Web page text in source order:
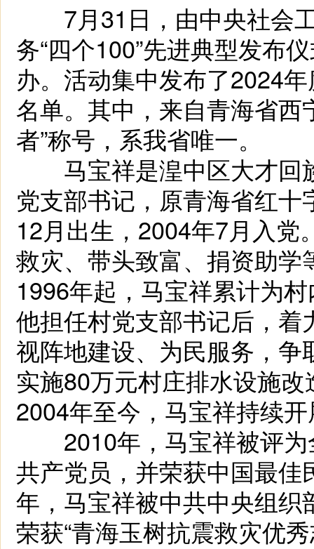
7月31日，由中央社会工
务“四个100”先进典型发布
办。活动集中发布了2024
名单。其中，来自青海省西
者”称号，系我省唯一。
马宝祥是湟中区大才回
党支部书记，原青海省红
12月出生，2004年7月入
救灾、带头致富、捐资助
1996年起，马宝祥累计为
他担任村党支部书记后，
视阵地建设、为民服务，
实施80万元村庄排水设施
2004年至今，马宝祥持续
2010年，马宝祥被评为
共产党员，并荣获中国最
年，马宝祥被中共中央组织
荣获“青海玉树抗震救灾优